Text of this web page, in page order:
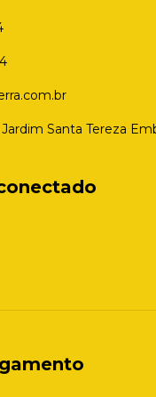
Santa Tereza